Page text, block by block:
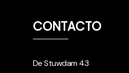
CONTACTO
De Stuwdam 43